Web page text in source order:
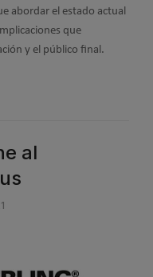
abordar el estado actual
que
y el público final.
al